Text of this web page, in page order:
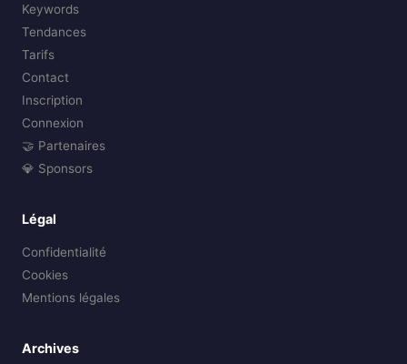
Keywords
Tendances
Tarifs
Contact
Inscription
Connexion
🤝 Partenaires
💎 Sponsors
Légal
Confidentialité
Cookies
Mentions légales
Archives